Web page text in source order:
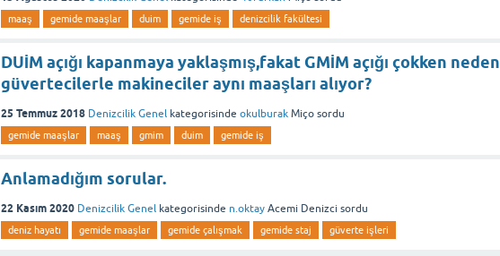
maaş gemide maaşlar duim gemide iş denizcilik fakültesi
DUİM açığı kapanmaya yaklaşmış,fakat GMİM açığı çokken neden
güvertecilerle makineciler aynı maaşları alıyor?
25 Temmuz 2018 Denizcilik Genel kategorisinde okulburak Miço sordu
gemide maaşlar maaş gmim duim gemide iş
Anlamadığım sorular.
22 Kasım 2020 Denizcilik Genel kategorisinde n.oktay Acemi Denizci sordu
deniz hayatı gemide maaşlar gemide çalışmak gemide staj güverte işleri